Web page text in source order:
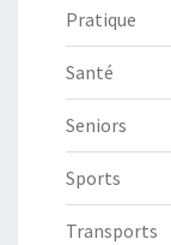
Pratique
Santé
Seniors
Sports
Transports